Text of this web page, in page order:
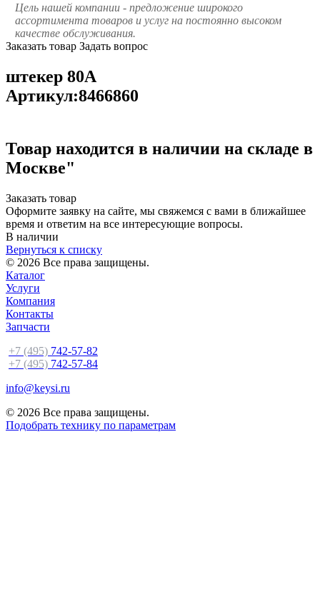
Цель нашей компании - предложение широкого
ассортимента товаров и услуг на постоянно высоком
качестве обслуживания.
Заказать товар Задать вопрос
штекер 80А
Артикул:8466860
Товар находится в наличии на складе в
Москве"
Заказать товар
Оформите заявку на сайте, мы свяжемся с вами в ближайшее
время и ответим на все интересующие вопросы.
В наличии
Вернуться к списку
© 2026 Все права защищены.
Каталог
Услуги
Компания
Контакты
Запчасти
+7 (495) 742-57-82
+7 (495) 742-57-84
info@keysi.ru
© 2026 Все права защищены.
Подобрать технику по параметрам